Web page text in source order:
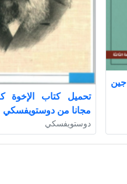
تحميل كتاب عدوي اللدود PDF جين
مجانا من دوستويفسكي
دوستويفسكي